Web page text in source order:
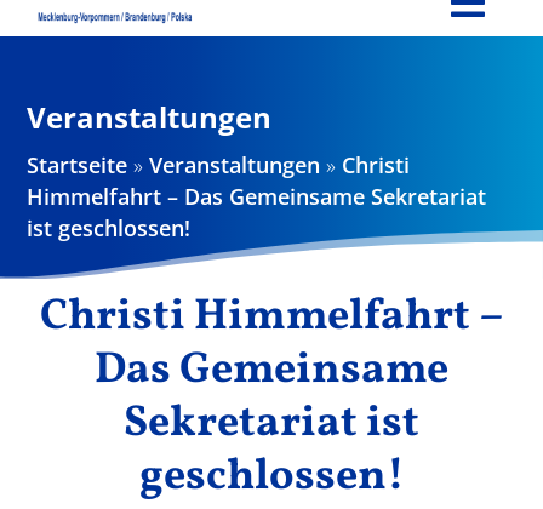
Projekte
Aktuelles
Ergebnisse
Veranstaltungen
Startseite »Veranstaltungen » Christi
Himmelfahrt – Das Gemeinsame Sekretariat
ist geschlossen!
Christi Himmelfahrt –
Das Gemeinsame
Sekretariat ist
geschlossen!